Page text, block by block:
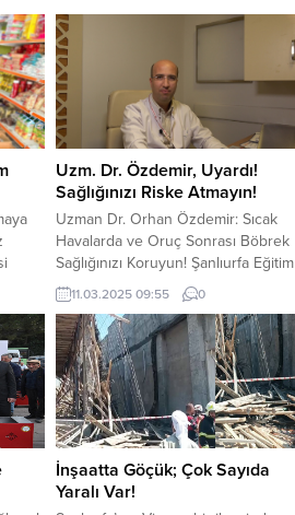
Uzm. Dr. Özdemir, Uyardı!
Sağlığınızı Riske Atmayın!
Uzman Dr. Orhan Özdemir: Sıcak
Havalarda ve Oruç Sonrası Böbrek
Sağlığınızı Koruyun! Şanlıurfa Eğitim
ve Araştırma Hastanesi İç
Hastalıkları ve Nefroloji Uzmanı Dr.
Orhan Özdemir, su tüketiminin
insan sağlığı açısından kritik bir
öneme sahip olduğunu belirtti.
Özellikle sıcak havalar ve oruç
sonrası dönemde yeterli su
içmenin böbrek sağlığı için hayati...
11.03.2025 09:55 0
İnşaatta Göçük; Çok Sayıda
Yaralı Var!